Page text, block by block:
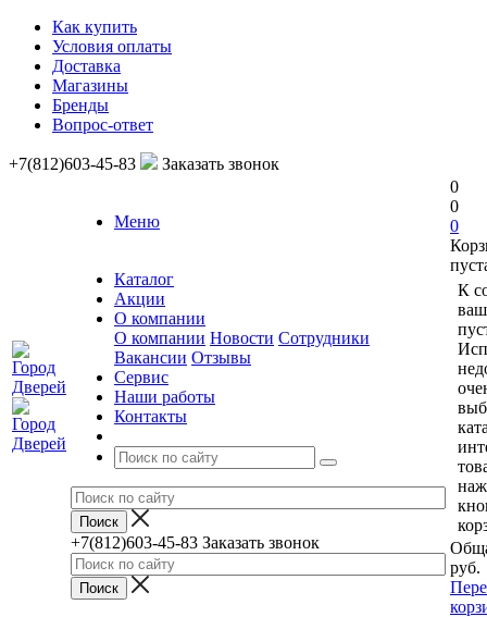
Как купить
Условия оплаты
Доставка
Магазины
Бренды
Вопрос-ответ
+7(812)603-45-83 Заказать звонок
Меню
Каталог
Акции
О компании
О компании Новости Сотрудники
Вакансии Отзывы
Сервис
Наши работы
Контакты
+7(812)603-45-83 Заказать звонок
0
0
0
К
руб.